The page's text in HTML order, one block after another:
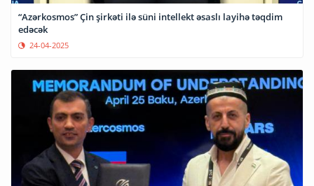
“Azərkosmos” Çin şirkəti ilə süni intellekt əsaslı layihə təqdim
edəcək
24-04-2025